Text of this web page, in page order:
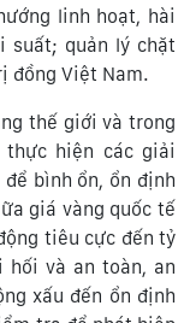
linh hoạt, hài
suất; quản lý chặt
đồng Việt Nam.
thế giới và trong
thực hiện các giải
bình ổn, ổn định
giá vàng quốc tế
tiêu cực đến tỷ
và an toàn, an
xấu đến ổn định